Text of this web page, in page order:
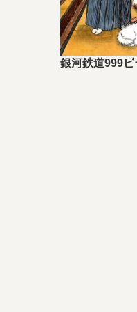
銀河鉄道999